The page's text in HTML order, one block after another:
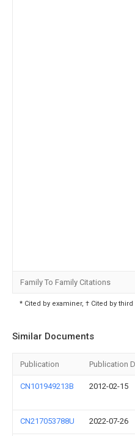
Family To Family Citations
* Cited by examiner, † Cited by
Similar Documents
Publication Publication
CN101949213B 2012-02-15
CN217053788U 2022-07-26